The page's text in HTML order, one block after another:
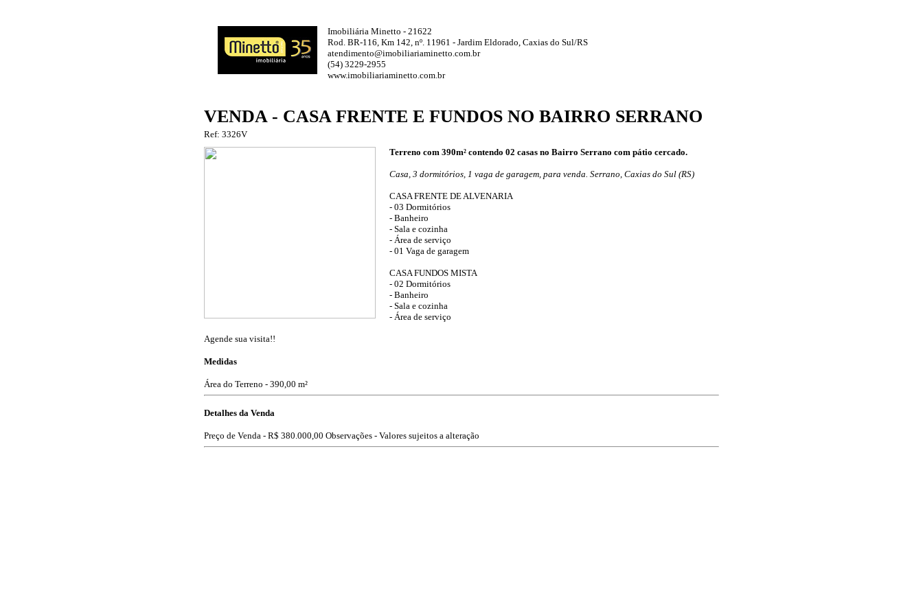
Imobiliária Minetto - 21622
Rod. BR-116, Km 142, nº. 11961 - Jardim Eldorado, Caxias do Sul/RS
atendimento@imobiliariaminetto.com.br
(54) 3229-2955
www.imobiliariaminetto.com.br
VENDA - CASA FRENTE E FUNDOS NO BAIRRO SERRANO
Ref: 3326V
Terreno com 390m² contendo 02 casas no Bairro Serrano com pátio cercado.
Casa, 3 dormitórios, 1 vaga de garagem, para venda. Serrano, Caxias do Sul (RS)
CASA FRENTE DE ALVENARIA
- 03 Dormitórios
- Banheiro
- Sala e cozinha
- Área de serviço
- 01 Vaga de garagem
CASA FUNDOS MISTA
- 02 Dormitórios
- Banheiro
- Sala e cozinha
- Área de serviço
Agende sua visita!!
Medidas
Área do Terreno - 390,00 m²
Detalhes da Venda
Preço de Venda - R$ 380.000,00 Observações - Valores sujeitos a alteração